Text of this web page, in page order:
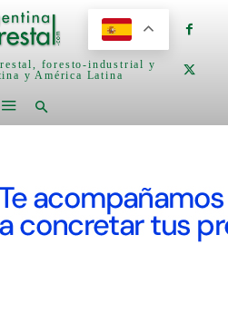
foresto-industrial y
y América Latina